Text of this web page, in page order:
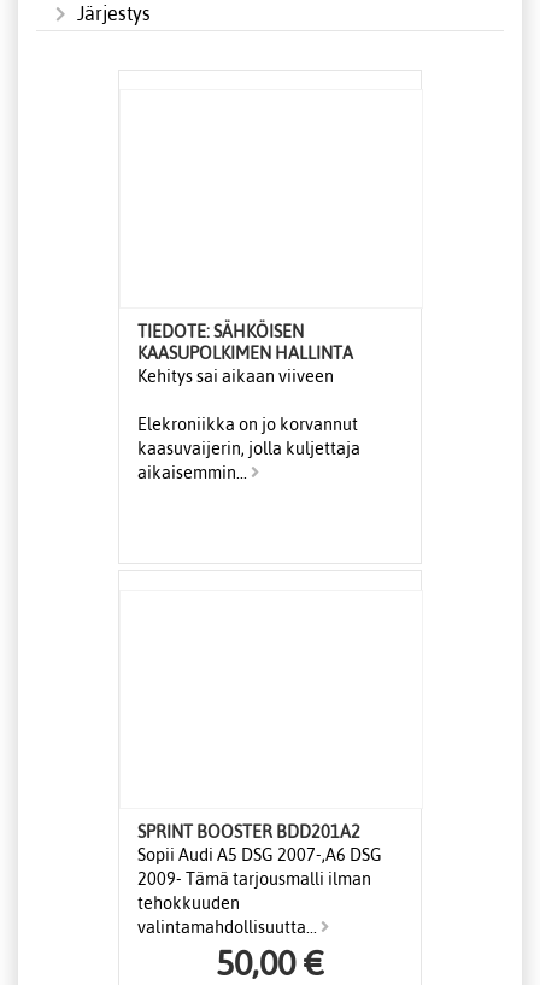
Järjestys
TIEDOTE: SÄHKÖISEN
KAASUPOLKIMEN HALLINTA
Kehitys sai aikaan viiveen
Elekroniikka on jo korvannut
kaasuvaijerin, jolla kuljettaja
aikaisemmin...
SPRINT BOOSTER BDD201A2
Sopii Audi A5 DSG 2007-,A6 DSG
2009- Tämä tarjousmalli ilman
tehokkuuden
valintamahdollisuutta...
50,00 €